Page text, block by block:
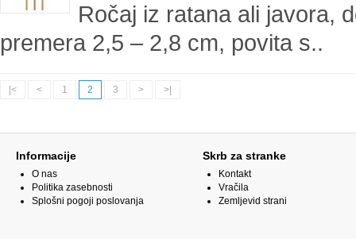
Ročaj iz ratana ali javora,
premera 2,5 – 2,8 cm, povita s..
|< < 1 2 3 > >|
Informacije
O nas
Politika zasebnosti
Splošni pogoji poslovanja
Skrb za stranke
Kontakt
Vračila
Zemljevid strani